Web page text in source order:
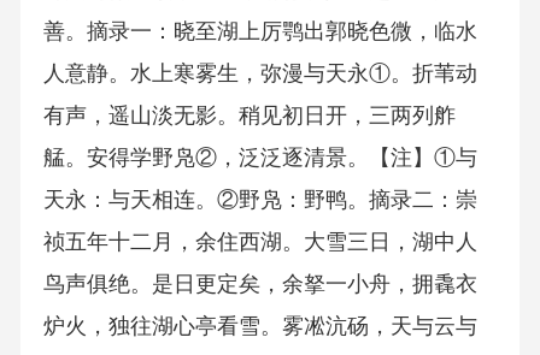
善。摘录一：晓至湖上厉鹗出郭晓色微，临水
人意静。水上寒雾生，弥漫与天永①。折苇动
有声，遥山淡无影。稍见初日开，三两列舴
艋。安得学野凫②，泛泛逐清景。【注】①与
天永：与天相连。②野凫：野鸭。摘录二：崇
祯五年十二月，余住西湖。大雪三日，湖中人
鸟声俱绝。是日更定矣，余拏一小舟，拥毳衣
炉火，独往湖心亭看雪。雾凇沆砀，天与云与